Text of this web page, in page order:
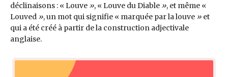
déclinaisons : « Louve », « Louve du Diable », et même «
Louved », un mot qui signifie « marquée par la louve » et
qui a été créé à partir de la construction adjectivale
anglaise.